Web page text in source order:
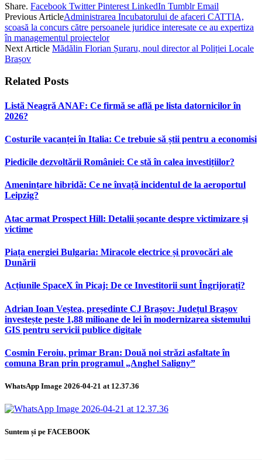
Share. Facebook Twitter Pinterest LinkedIn Tumblr Email
Previous ArticleAdministrarea Incubatorului de afaceri CATTIA,
scoasă la concurs către persoanele juridice interesate ce au expertiza
în managementul proiectelor
Next Article Mădălin Florian Șuraru, noul director al Poliției Locale
Brașov
Related Posts
Listă Neagră ANAF: Ce firmă se află pe lista datornicilor în
2026?
Costurile vacanței în Italia: Ce trebuie să știi pentru a economisi
Piedicile dezvoltării României: Ce stă în calea investițiilor?
Amenințare hibridă: Ce ne învață incidentul de la aeroportul
Leipzig?
Atac armat Prospect Hill: Detalii șocante despre victimizare și
victime
Piața energiei Bulgaria: Miracole electrice și provocări ale
Dunării
Acțiunile SpaceX în Picaj: De ce Investitorii sunt Îngrijorați?
Adrian Ioan Veștea, președinte CJ Brașov: Județul Brașov
investește peste 1,88 milioane de lei în modernizarea sistemului
GIS pentru servicii publice digitale
Cosmin Feroiu, primar Bran: Două noi străzi asfaltate în
comuna Bran prin programul „Anghel Saligny”
WhatsApp Image 2026-04-21 at 12.37.36
Suntem și pe FACEBOOK